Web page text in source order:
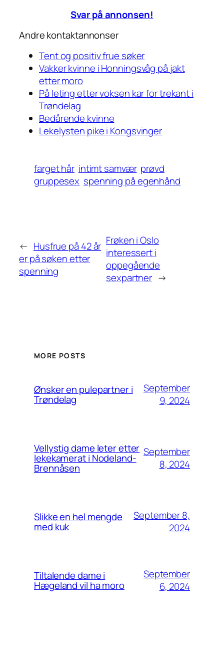
Svar på annonsen!
Andre kontaktannonser
Tent og positiv frue søker
Vakker kvinne i Honningsvåg på jakt
etter moro
På leting etter voksen kar for trekant i
Trøndelag
Bedårende kvinne
Lekelysten pike i Kongsvinger
farget hår intimt samvær prøvd
gruppesex spenning på egenhånd
← Husfrue på 42 år
er på søken etter
spenning
Frøken i Oslo
interessert i
oppegående
sexpartner →
MORE POSTS
Ønsker en pulepartner i
Trøndelag
September
9, 2024
Vellystig dame leter etter
lekekamerat i Nodeland-
Brennåsen
September
8, 2024
Slikke en hel mengde
med kuk
September 8,
2024
Tiltalende dame i
Hægeland vil ha moro
September
6, 2024